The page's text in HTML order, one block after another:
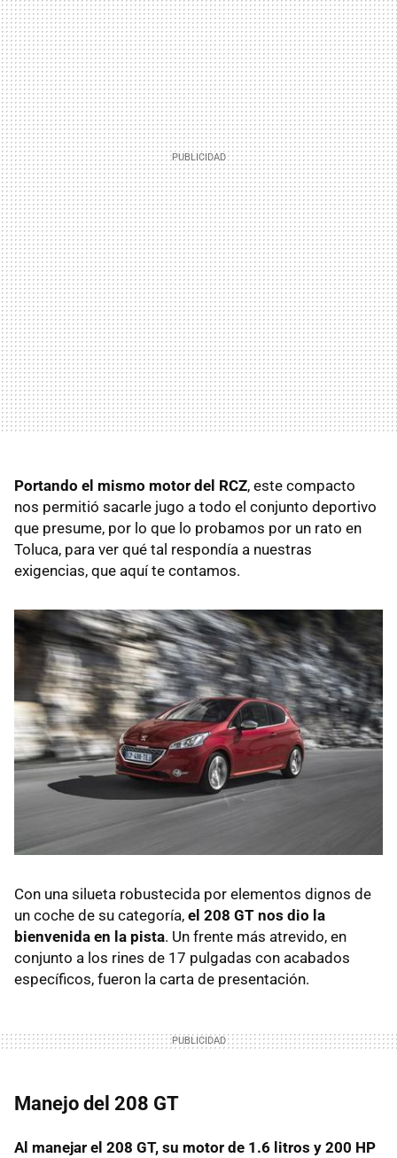
Portando el mismo motor del RCZ, este compacto
nos permitió sacarle jugo a todo el conjunto deportivo
que presume, por lo que lo probamos por un rato en
Toluca, para ver qué tal respondía a nuestras
exigencias, que aquí te contamos.
Con una silueta robustecida por elementos dignos de
un coche de su categoría, el 208 GT nos dio la
bienvenida en la pista. Un frente más atrevido, en
conjunto a los rines de 17 pulgadas con acabados
específicos, fueron la carta de presentación.
Manejo del 208 GT
Al manejar el 208 GT, su motor de 1.6 litros y 200 HP